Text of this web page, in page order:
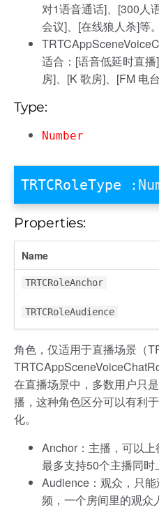
对1语音通话]、[300人
会议]、[在线狼人杀]等。
适合：[语音低延时直
房]、[K 歌房]、[FM 电台
Type:
Number
TRTCRoleType
Properties:
Name
TRTCRoleAnchor
TRTCRoleAudience
角色，仅适用于直播场景（
在直播场景中，多数用户只
播，这种角色区分可以有利
化。
Anchor：主播，可以
最多支持50个主播同时
Audience：观众，只
频，一个房间里的观众